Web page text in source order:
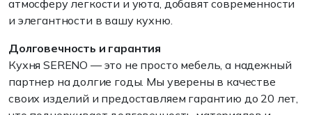
атмосферу легкости и уюта, добавят современности
и элегантности в вашу кухню.
Долговечность и гарантия
Кухня SERENO — это не просто мебель, а надежный
партнер на долгие годы. Мы уверены в качестве
своих изделий и предоставляем гарантию до 20 лет,